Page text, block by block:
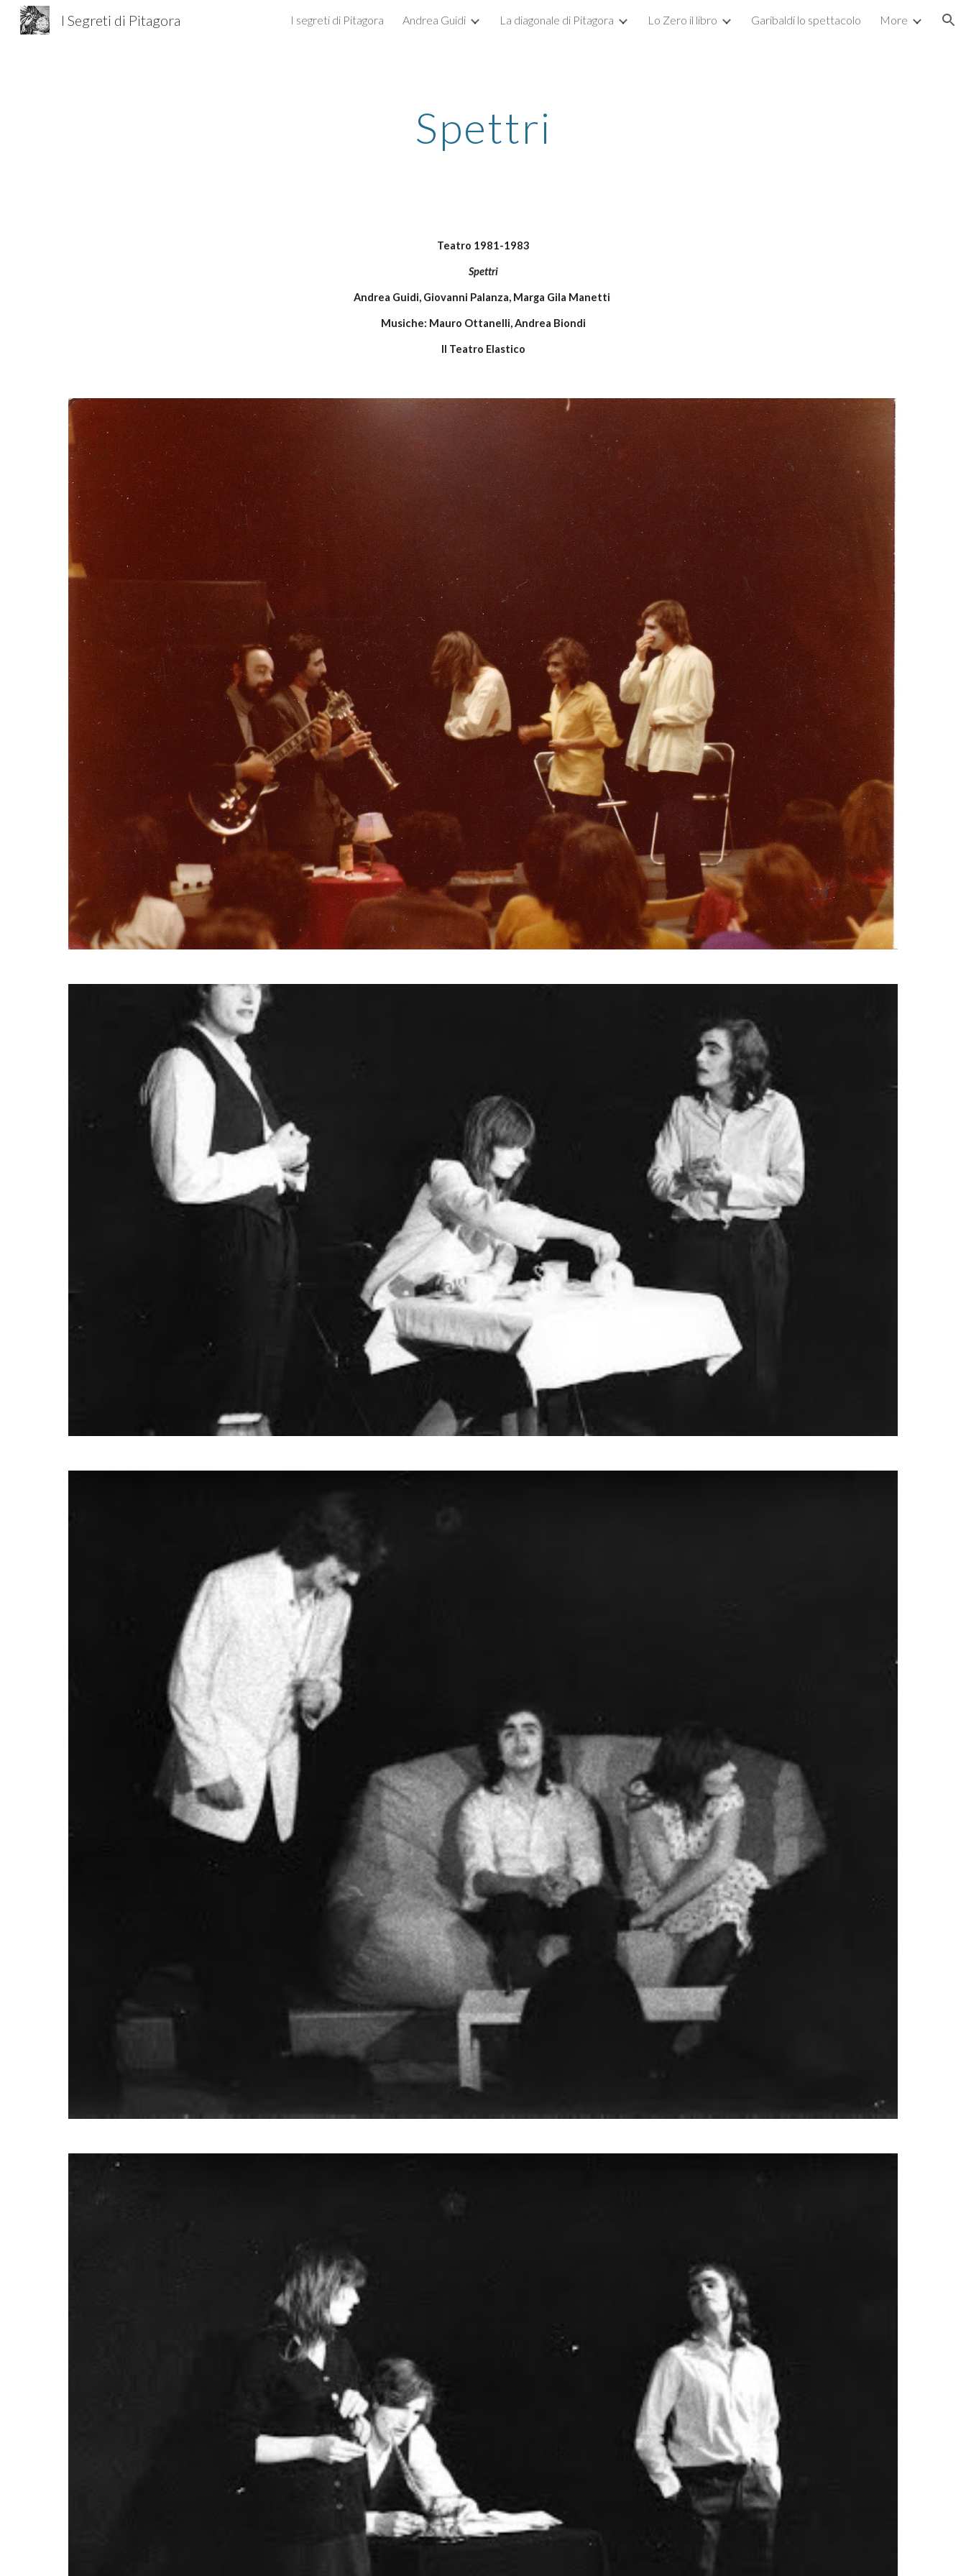
Skip to main content Skip to navigation
I Segreti di Pitagora I segreti di Pitagora Andrea Guidi La diagonale di Pitagora Lo Zero il libro Garibaldi lo spettacolo More
Spettri
Teatro 1981-1983
Spettri
Andrea Guidi, Giovanni Palanza, Marga Gila Manetti
Musiche: Mauro Ottanelli, Andrea Biondi
Il Teatro Elastico